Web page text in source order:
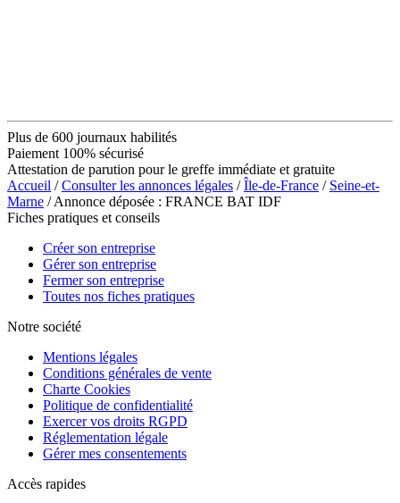
Plus de 600 journaux habilités
Paiement 100% sécurisé
Attestation de parution pour le greffe immédiate et gratuite
Accueil /Consulter les annonces légales /Île-de-France / Seine-et-
Marne / Annonce déposée : FRANCE BAT IDF
Fiches pratiques et conseils
Créer son entreprise
Gérer son entreprise
Fermer son entreprise
Toutes nos fiches pratiques
Notre société
Mentions légales
Conditions générales de vente
Charte Cookies
Politique de confidentialité
Exercer vos droits RGPD
Réglementation légale
Gérer mes consentements
Accès rapides